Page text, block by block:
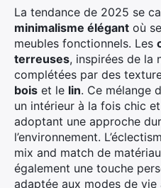
La tendance de 2025 se
minimalisme élégant où
meubles fonctionnels. Les
terreuses, inspirées de la
complétées par des
bois et le lin. Ce mélange
un intérieur à la fois chic
adoptant une approche
l’environnement.
mix and match de
également une touche
adaptée aux modes de vie